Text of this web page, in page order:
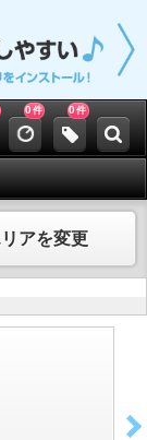
0件 0件
アを変更